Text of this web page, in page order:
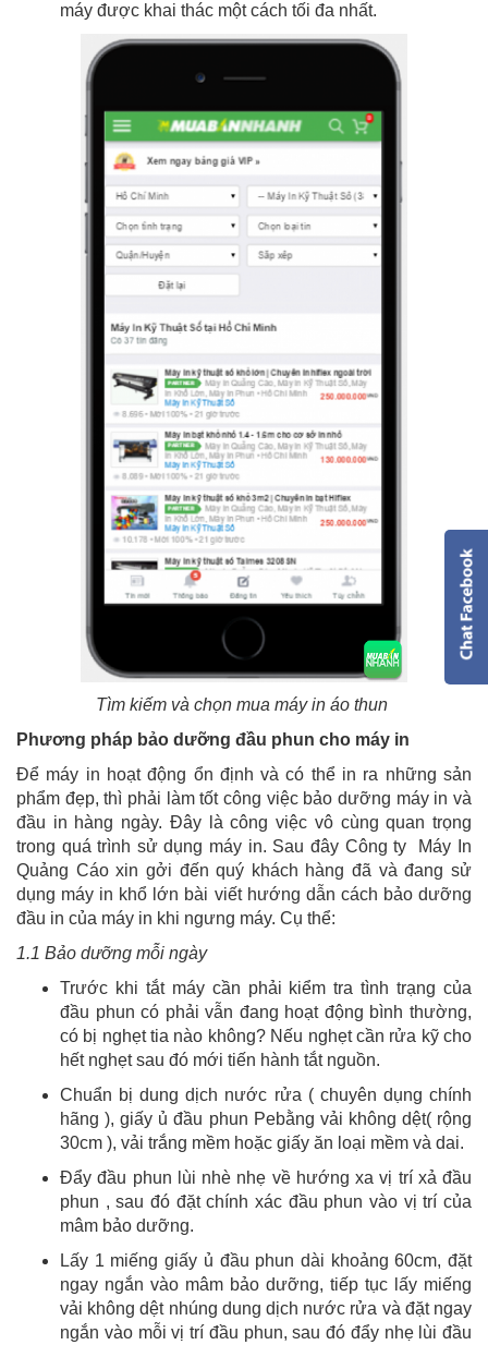
máy được khai thác một cách tối đa nhất.
Tìm kiếm và chọn mua máy in áo thun
Phương pháp bảo dưỡng đầu phun cho máy in
Để máy in hoạt động ổn định và có thể in ra những sản
phẩm đẹp, thì phải làm tốt công việc bảo dưỡng máy in và
đầu in hàng ngày. Đây là công việc vô cùng quan trọng
trong quá trình sử dụng máy in. Sau đây Công ty Máy In
Quảng Cáo xin gởi đến quý khách hàng đã và đang sử
dụng máy in khổ lớn bài viết hướng dẫn cách bảo dưỡng
đầu in của máy in khi ngưng máy. Cụ thể:
1.1 Bảo dưỡng mỗi ngày
Trước khi tắt máy cần phải kiểm tra tình trạng của
đầu phun có phải vẫn đang hoạt động bình thường,
có bị nghẹt tia nào không? Nếu nghẹt cần rửa kỹ cho
hết nghẹt sau đó mới tiến hành tắt nguồn.
Chuẩn bị dung dịch nước rửa ( chuyên dụng chính
hãng ), giấy ủ đầu phun Pebằng vải không dệt( rộng
30cm ), vải trắng mềm hoặc giấy ăn loại mềm và dai.
Đẩy đầu phun lùi nhè nhẹ về hướng xa vị trí xả đầu
phun , sau đó đặt chính xác đầu phun vào vị trí của
mâm bảo dưỡng.
Lấy 1 miếng giấy ủ đầu phun dài khoảng 60cm, đặt
ngay ngắn vào mâm bảo dưỡng, tiếp tục lấy miếng
vải không dệt nhúng dung dịch nước rửa và đặt ngay
ngắn vào mỗi vị trí đầu phun, sau đó đẩy nhẹ lùi đầu